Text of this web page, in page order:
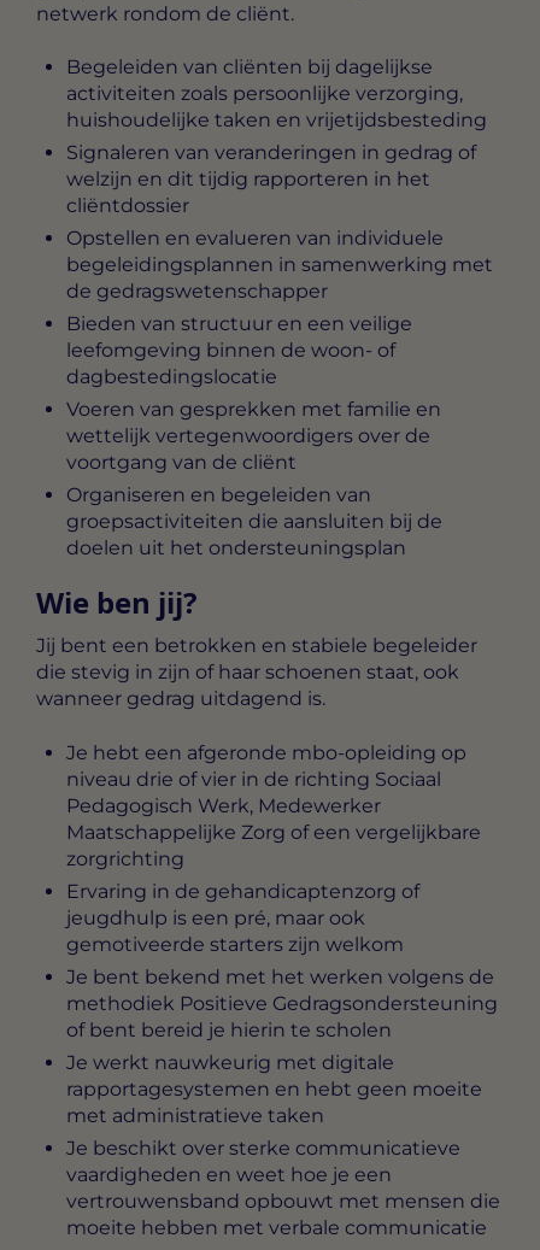
netwerk rondom de cliënt.
Begeleiden van cliënten bij dagelijkse
activiteiten zoals persoonlijke verzorging,
huishoudelijke taken en vrijetijdsbesteding
Signaleren van veranderingen in gedrag of
welzijn en dit tijdig rapporteren in het
cliëntdossier
Opstellen en evalueren van individuele
begeleidingsplannen in samenwerking met
de gedragswetenschapper
Bieden van structuur en een veilige
leefomgeving binnen de woon- of
dagbestedingslocatie
Voeren van gesprekken met familie en
wettelijk vertegenwoordigers over de
voortgang van de cliënt
Organiseren en begeleiden van
groepsactiviteiten die aansluiten bij de
doelen uit het ondersteuningsplan
Wie ben jij?
Jij bent een betrokken en stabiele begeleider
die stevig in zijn of haar schoenen staat, ook
wanneer gedrag uitdagend is.
Je hebt een afgeronde mbo-opleiding op
niveau drie of vier in de richting Sociaal
Pedagogisch Werk, Medewerker
Maatschappelijke Zorg of een vergelijkbare
zorgrichting
Ervaring in de gehandicaptenzorg of
jeugdhulp is een pré, maar ook
gemotiveerde starters zijn welkom
Je bent bekend met het werken volgens de
methodiek Positieve Gedragsondersteuning
of bent bereid je hierin te scholen
Je werkt nauwkeurig met digitale
rapportagesystemen en hebt geen moeite
met administratieve taken
Je beschikt over sterke communicatieve
vaardigheden en weet hoe je een
vertrouwensband opbouwt met mensen die
moeite hebben met verbale communicatie